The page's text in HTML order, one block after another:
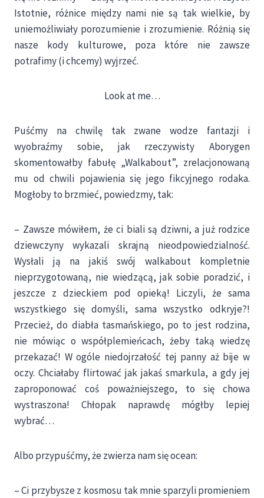
Istotnie, różnice między nami nie są tak wielkie, by
uniemożliwiały porozumienie i zrozumienie. Różnią się
nasze kody kulturowe, poza które nie zawsze
potrafimy (i chcemy) wyjrzeć.
Look at me…
Puśćmy na chwilę tak zwane wodze fantazji i
wyobraźmy sobie, jak rzeczywisty Aborygen
skomentowałby fabułę „Walkabout”, zrelacjonowaną
mu od chwili pojawienia się jego fikcyjnego rodaka.
Mogłoby to brzmieć, powiedzmy, tak:
– Zawsze mówiłem, że ci biali są dziwni, a już rodzice
dziewczyny wykazali skrajną nieodpowiedzialność.
Wysłali ją na jakiś swój walkabout kompletnie
nieprzygotowaną, nie wiedzącą, jak sobie poradzić, i
jeszcze z dzieckiem pod opieką! Liczyli, że sama
wszystkiego się domyśli, sama wszystko odkryje?!
Przecież, do diabła tasmańskiego, po to jest rodzina,
nie mówiąc o współplemieńcach, żeby taką wiedzę
przekazać! W ogóle niedojrzałość tej panny aż bije w
oczy. Chciałaby flirtować jak jakaś smarkula, a gdy jej
zaproponować coś poważniejszego, to się chowa
wystraszona! Chłopak naprawdę mógłby lepiej
wybrać…
Albo przypuśćmy, że zwierza nam się ocean:
– Ci przybysze z kosmosu tak mnie sparzyli promieniem